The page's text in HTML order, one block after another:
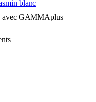
blanc
avec GAMMAplus